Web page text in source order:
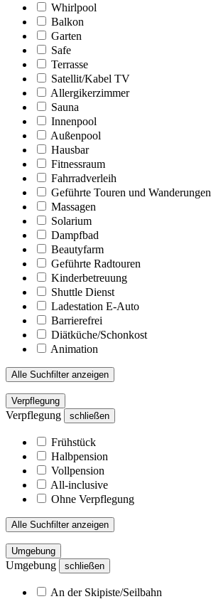
Whirlpool
Balkon
Garten
Safe
Terrasse
Satellit/Kabel TV
Allergikerzimmer
Sauna
Innenpool
Außenpool
Hausbar
Fitnessraum
Fahrradverleih
Geführte Touren und Wanderungen
Massagen
Solarium
Dampfbad
Beautyfarm
Geführte Radtouren
Kinderbetreuung
Shuttle Dienst
Ladestation E-Auto
Barrierefrei
Diätküche/Schonkost
Animation
Alle Suchfilter anzeigen
Verpflegung
Verpflegung schließen
Frühstück
Halbpension
Vollpension
All-inclusive
Ohne Verpflegung
Alle Suchfilter anzeigen
Umgebung
Umgebung schließen
An der Skipiste/Seilbahn